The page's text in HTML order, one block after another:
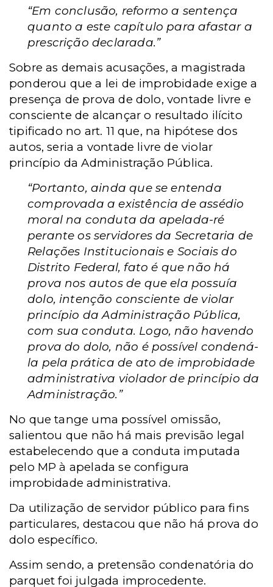
“Em conclusão, reformo a sentença
quanto a este capítulo para afastar a
prescrição declarada.”
Sobre as demais acusações, a magistrada
ponderou que a lei de improbidade exige a
presença de prova de dolo, vontade livre e
consciente de alcançar o resultado ilícito
tipificado no art. 11 que, na hipótese dos
autos, seria a vontade livre de violar
princípio da Administração Pública.
“Portanto, ainda que se entenda
comprovada a existência de assédio
moral na conduta da apelada-ré
perante os servidores da Secretaria de
Relações Institucionais e Sociais do
Distrito Federal, fato é que não há
prova nos autos de que ela possuía
dolo, intenção consciente de violar
princípio da Administração Pública,
com sua conduta. Logo, não havendo
prova do dolo, não é possível condená-
la pela prática de ato de improbidade
administrativa violador de princípio da
Administração.”
No que tange uma possível omissão,
salientou que não há mais previsão legal
estabelecendo que a conduta imputada
pelo MP à apelada se configura
improbidade administrativa.
Da utilização de servidor público para fins
particulares, destacou que não há prova do
dolo específico.
Assim sendo, a pretensão condenatória do
parquet foi julgada improcedente.